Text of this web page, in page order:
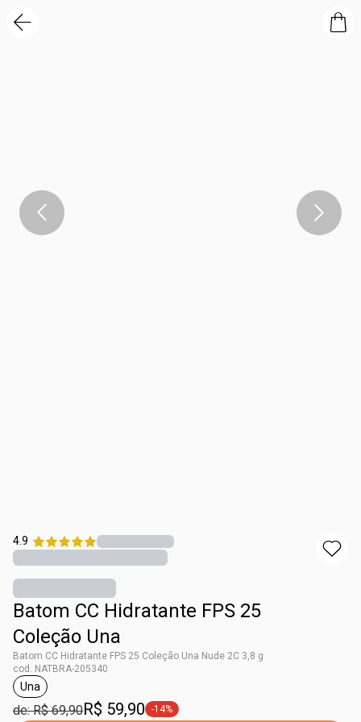
4.9
Batom CC Hidratante FPS 25
Coleção Una
Batom CC Hidratante FPS 25 Coleção Una Nude 2C 3,8 g
cod. NATBRA-205340
etiqueta Una
Una
de: R$ 69,90R$ 59,90 etiqueta -14%
-14%